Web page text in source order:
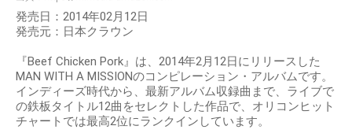
発売日：2014年02月12日
発売元：日本クラウン
『Beef Chicken Pork』は、2014年2月12日にリリースした
MAN WITH A MISSIONのコンピレーション・アルバムです。
インディーズ時代から、最新アルバム収録曲まで、ライブで
の鉄板タイトル12曲をセレクトした作品で、オリコンヒット
チャートでは最高2位にランクインしています。